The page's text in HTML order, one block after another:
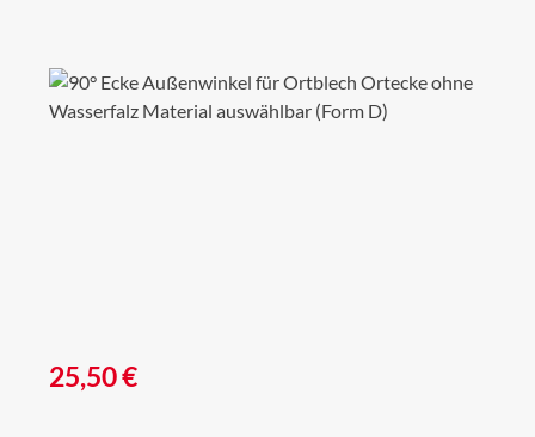
Bildergalerie überspringen
Regulärer Preis:
25,50 €